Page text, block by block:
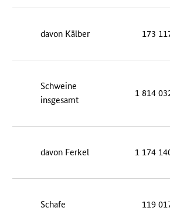
davon Kälber 173
Schweine
insgesamt
1 814
davon Ferkel 1 174
Schafe 119